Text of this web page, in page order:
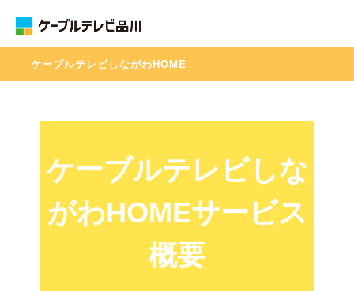
ケーブルテレビしながわHOME
ケーブルテレビしな
がわHOMEサービス
概要